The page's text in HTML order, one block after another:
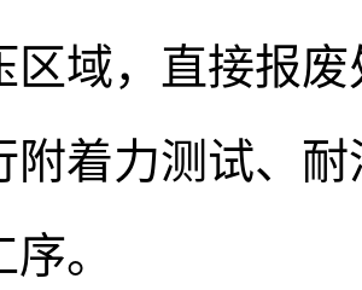
区域，直接报
附着力测试、
。